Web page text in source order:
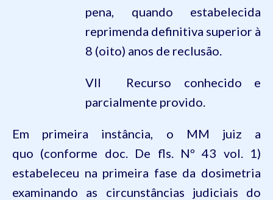
pena, quando estabelecida
reprimenda definitiva superior à
8 (oito) anos de reclusão.
VII  Recurso conhecido e
parcialmente provido.
Em primeira instância, o MM juiz a
quo (conforme doc. De fls. Nº 43 vol. 1)
estabeleceu na primeira fase da dosimetria
examinando as circunstâncias judiciais do